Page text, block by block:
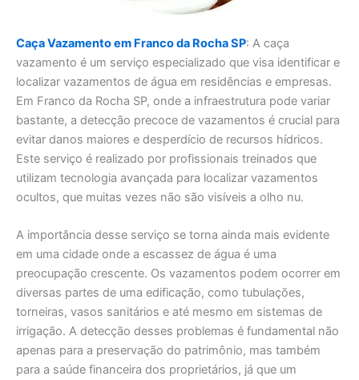
Caça Vazamento em Franco da Rocha SP: A caça
vazamento é um serviço especializado que visa identificar e
localizar vazamentos de água em residências e empresas.
Em Franco da Rocha SP, onde a infraestrutura pode variar
bastante, a detecção precoce de vazamentos é crucial para
evitar danos maiores e desperdício de recursos hídricos.
Este serviço é realizado por profissionais treinados que
utilizam tecnologia avançada para localizar vazamentos
ocultos, que muitas vezes não são visíveis a olho nu.
A importância desse serviço se torna ainda mais evidente
em uma cidade onde a escassez de água é uma
preocupação crescente. Os vazamentos podem ocorrer em
diversas partes de uma edificação, como tubulações,
torneiras, vasos sanitários e até mesmo em sistemas de
irrigação. A detecção desses problemas é fundamental não
apenas para a preservação do patrimônio, mas também
para a saúde financeira dos proprietários, já que um